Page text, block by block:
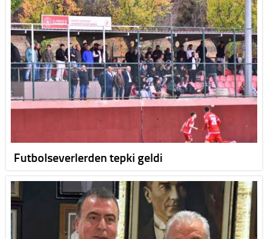
Futbolseverlerden tepki geldi